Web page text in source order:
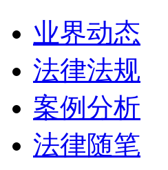
业界动态
法律法规
案例分析
法律随笔